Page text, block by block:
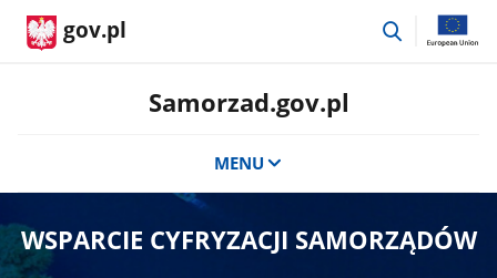
gov.pl
przejdź
Samorzad.gov.pl
MENU
WSPARCIE CYFRYZACJI SAMORZĄDÓW